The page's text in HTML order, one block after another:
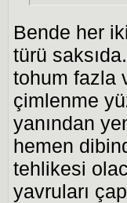
Bende her
türü
tohum fazla
çimlenme
yanından
hemen
tehlikesi
yavruları